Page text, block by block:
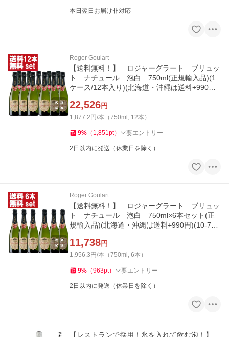
本日翌日お届け非対応
Roger Goulart
【送料無料！】 ロジャーグラート ブリュッ
ト ナチュール 泡白 750ml(正規輸入品)(1
ケース/12本入り)(北海道・沖縄は送料+990円)
22,526円
1,877.2円/本（750ml, 12本）
9% （ 1,851pt） 要エントリー
2日以内に発送（休業日を除く）
Roger Goulart
【送料無料！】 ロジャーグラート ブリュッ
ト ナチュール 泡白 750ml×6本セット(正
規輸入品)(北海道・沖縄は送料+990円)(10-715
11,738円
1,956.3円/本（750ml, 6本）
9% （963pt） 要エントリー
2日以内に発送（休業日を除く）
【レストランで採用！氷を入れて飲む泡！】